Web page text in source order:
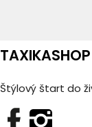
TAXIKASHOP
Štýlový štart do